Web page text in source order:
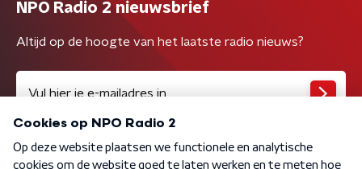
NPO Radio 2 nieuwsbrief
Altijd op de hoogte van het laatste radio nieuws?